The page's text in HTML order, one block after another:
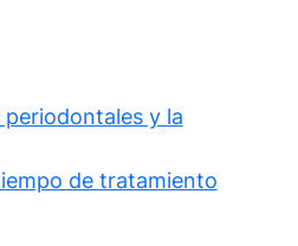
y la
de tratamiento